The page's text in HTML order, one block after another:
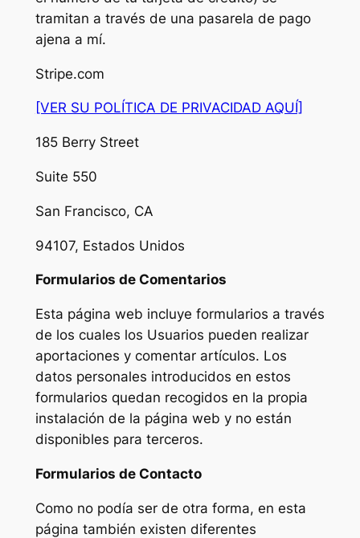
tramitan a través de una pasarela de pago
ajena a mí.
Stripe.com
[VER SU POLÍTICA DE PRIVACIDAD AQUÍ]
185 Berry Street
Suite 550
San Francisco, CA
94107, Estados Unidos
Formularios de Comentarios
Esta página web incluye formularios a través
de los cuales los Usuarios pueden realizar
aportaciones y comentar artículos. Los
datos personales introducidos en estos
formularios quedan recogidos en la propia
instalación de la página web y no están
disponibles para terceros.
Formularios de Contacto
Como no podía ser de otra forma, en esta
página también existen diferentes